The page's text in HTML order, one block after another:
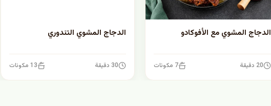
الدجاج المشوي مع الأفوكادو
20 دقيقة 7 مكونات
الدجاج المشوي التندوري
30 دقيقة 13 مكونات